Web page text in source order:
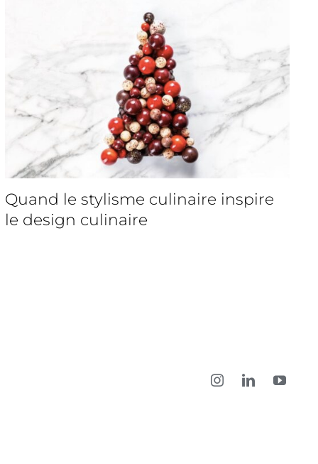
Quand le stylisme culinaire inspire
le design culinaire